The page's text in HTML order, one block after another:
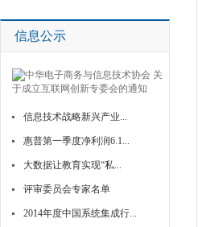
信息公示
信息技术战略新兴产业...
惠普第一季度净利润6.1...
大数据让教育实现“私...
评审委员会专家名单
2014年度中国系统集成行...